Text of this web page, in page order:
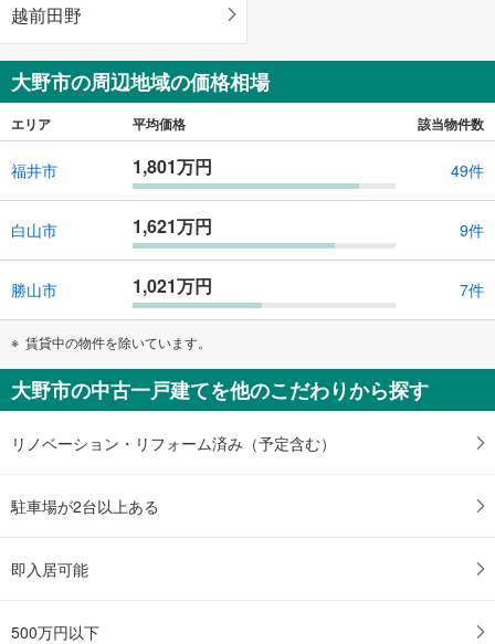
越前田野
大野市の周辺地域の価格相場
エリア 平均価格 該当物件数
福井市 1,801万円 49件
白山市 1,621万円 9件
勝山市 1,021万円 7件
賃貸中の物件を除いています。
大野市の中古一戸建てを他のこだわりから探す
リノベーション・リフォーム済み（予定含む）
駐車場が2台以上ある
即入居可能
500万円以下